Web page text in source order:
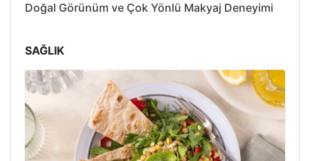
Doğal Görünüm ve Çok Yönlü Makyaj Deneyimi
SAĞLIK